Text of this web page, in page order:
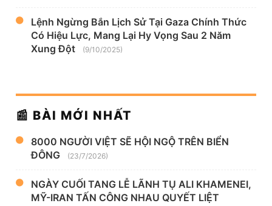
Lệnh Ngừng Bắn Lịch Sử Tại Gaza Chính Thức
Có Hiệu Lực, Mang Lại Hy Vọng Sau 2 Năm
Xung Đột
(9/10/2025)
📰 BÀI MỚI NHẤT
8000 NGƯỜI VIỆT SẼ HỘI NGỘ TRÊN BIỂN
ĐÔNG
(23/7/2026)
NGÀY CUỐI TANG LỄ LÃNH TỤ ALI KHAMENEI,
MỸ-IRAN TẤN CÔNG NHAU QUYẾT LIỆT